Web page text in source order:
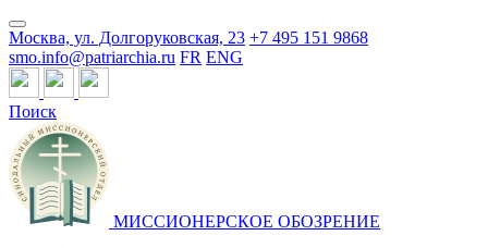
Москва, ул. Долгоруковская, 23 +7 495 151 9868
smo.info@patriarchia.ru FR ENG
Поиск
МИССИОНЕРСКОЕ ОБОЗРЕНИЕ